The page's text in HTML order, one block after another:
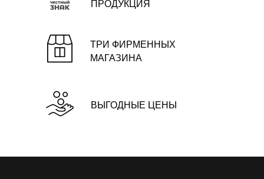
ПРОДУКЦИЯ
ТРИ ФИРМЕННЫХ
МАГАЗИНА
ВЫГОДНЫЕ ЦЕНЫ